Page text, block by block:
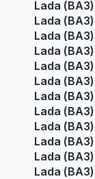
Lada (ВАЗ)
Lada
Lada
Lada
Lada
Lada (ВАЗ)
Lada
Lada (ВАЗ)
Lada (ВАЗ)
Lada
Lada (ВАЗ)
Lada